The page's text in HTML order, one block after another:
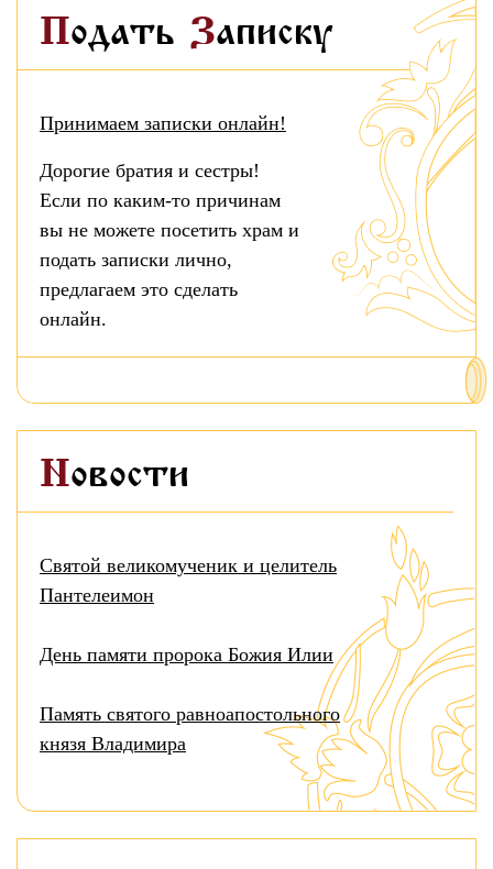
Подать Записку
Принимаем записки онлайн!
Дорогие братия и сестры!
Если по каким-то причинам
вы не можете посетить храм и
подать записки лично,
предлагаем это сделать
онлайн.
Новости
Святой великомученик и целитель
Пантелеимон
День памяти пророка Божия Илии
Память святого равноапостольного
князя Владимира